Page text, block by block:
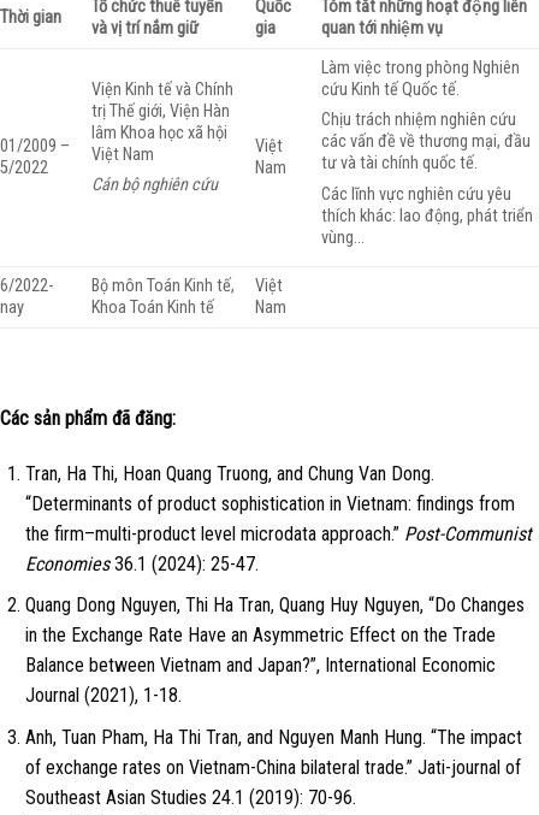
Thời gian
Tôchức thuê tuyển
và vị trí nắm giữ
Quốc
gia
Tóm tắt những hoạt động liên
quan tới nhiệm vụ
01/2009 –
5/2022
Viện Kinh tế và Chính
trị Thế giới, Viện Hàn
lâm Khoa học xã hội
Việt Nam
Cán bộ nghiên cứu
Việt
Nam
Làm việc trong phòng Nghiên
cứu Kinh tế Quốc tế.
Chịu trách nhiệm nghiên cứu
các vấn đề về thương mại, đầu
tư và tài chính quốc tế.
Các lĩnh vực nghiên cứu yêu
thích khác: lao động, phát triển
vùng…
6/2022-
nay
Bộ môn Toán Kinh tế,
Khoa Toán Kinh tế
Việt
Nam
Các sản phẩm đã đăng:
Tran, Ha Thi, Hoan Quang Truong, and Chung Van Dong.
“Determinants of product sophistication in Vietnam: findings from
the firm–multi-product level microdata approach.” Post-Communist
Economies36.1 (2024): 25-47.
Quang Dong Nguyen, Thi Ha Tran, Quang Huy Nguyen, “Do Changes
in the Exchange Rate Have an Asymmetric Effect on the Trade
Balance between Vietnam and Japan?”, International Economic
Journal (2021), 1-18.
Anh, Tuan Pham, Ha Thi Tran, and Nguyen Manh Hung. “The impact
of exchange rates on Vietnam-China bilateral trade.” Jati-journal of
Southeast Asian Studies 24.1 (2019): 70-96.